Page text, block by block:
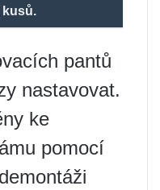
pantů
nastavovat.
ke
pomocí